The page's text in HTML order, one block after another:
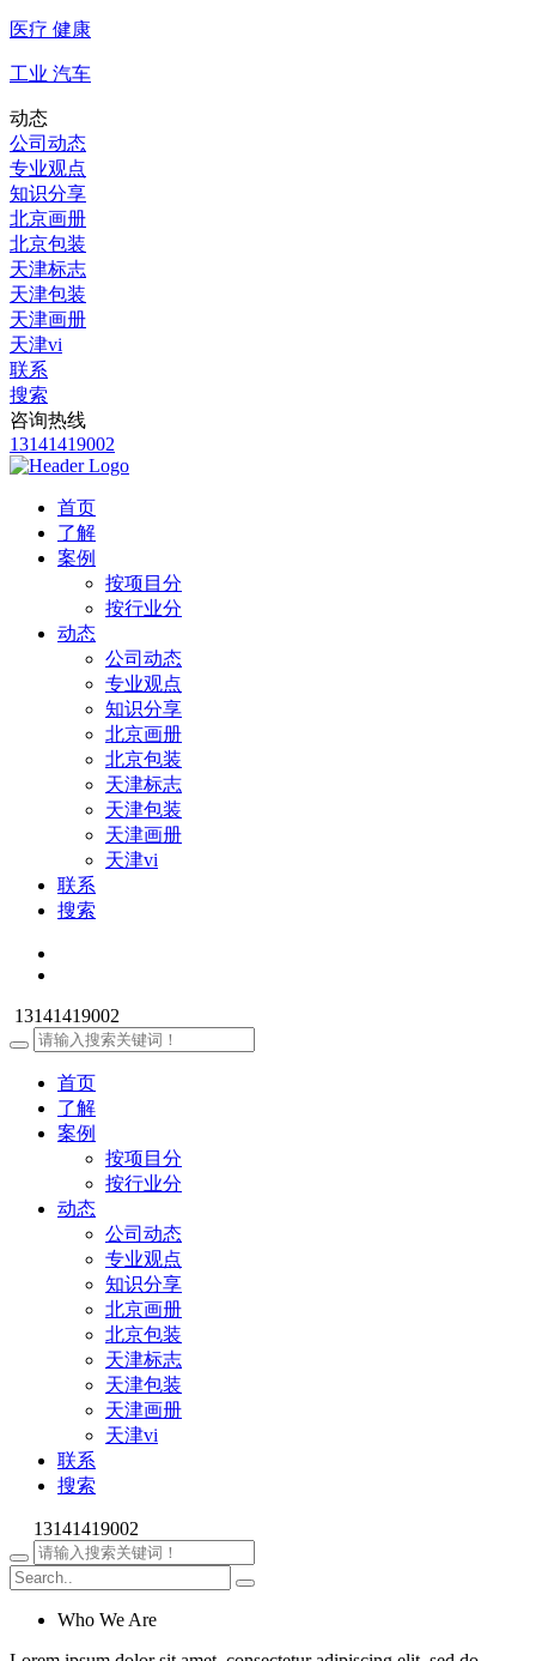
医疗 健康
工业 汽车
动态
公司动态
专业观点
知识分享
北京画册
北京包装
天津标志
天津包装
天津画册
天津vi
联系
搜索
咨询热线
13141419002
首页
了解
案例
按项目分
按行业分
动态
公司动态
专业观点
知识分享
北京画册
北京包装
天津标志
天津包装
天津画册
天津vi
联系
搜索
13141419002
首页
了解
案例
按项目分
按行业分
动态
公司动态
专业观点
知识分享
北京画册
北京包装
天津标志
天津包装
天津画册
天津vi
联系
搜索
13141419002
Who We Are